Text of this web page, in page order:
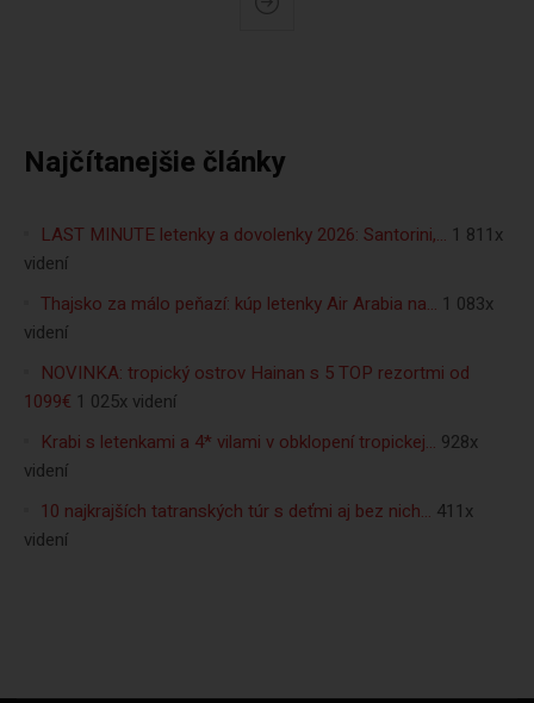
Najčítanejšie články
LAST MINUTE letenky a dovolenky 2026: Santorini,… 1 811x
videní
Thajsko za málo peňazí: kúp letenky Air Arabia na… 1 083x
videní
NOVINKA: tropický ostrov Hainan s 5 TOP rezortmi od
1099€ 1 025x videní
Krabi s letenkami a 4* vilami v obklopení tropickej… 928x
videní
10 najkrajších tatranských túr s deťmi aj bez nich… 411x
videní